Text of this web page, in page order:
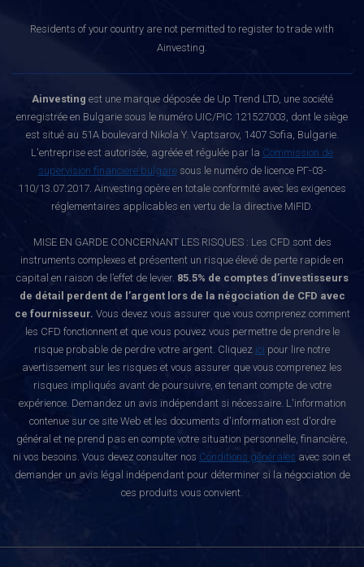
Residents of your country are not permitted to register to trade with
Ainvesting.
Ainvesting est une marque déposée de Up Trend LTD, une société
enregistrée en Bulgarie sous le numéro UIC/PIC 121527003, dont le siège
est situé au 51A boulevard Nikola Y. Vaptsarov, 1407 Sofia, Bulgarie.
L'entreprise est autorisée, agréée et régulée par la Commission de
supervision financière bulgaresous le numéro de licence РГ-03-
110/13.07.2017. Ainvesting opère en totale conformité avec les exigences
réglementaires applicables en vertu de la directive MiFID.
MISE EN GARDE CONCERNANT LES RISQUES : Les CFD sont des
instruments complexes et présentent un risque élevé de perte rapide en
capital en raison de l’effet de levier. 85.5% de comptes d’investisseurs
de détail perdent de l’argent lors de la négociation de CFD avec
ce fournisseur. Vous devez vous assurer que vous comprenez comment
les CFD fonctionnent et que vous pouvez vous permettre de prendre le
risque probable de perdre votre argent. Cliquez ici pour lire notre
avertissement sur les risques et vous assurer que vous comprenez les
risques impliqués avant de poursuivre, en tenant compte de votre
expérience. Demandez un avis indépendant si nécessaire. L'information
contenue sur ce site Web et les documents d'information est d'ordre
général et ne prend pas en compte votre situation personnelle, financière,
ni vos besoins. Vous devez consulter nos Conditions générales avec soin et
demander un avis légal indépendant pour déterminer si la négociation de
ces produits vous convient.